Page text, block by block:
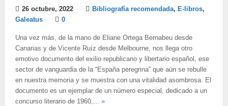
26 octubre, 2022 Bibliografía recomendada, E-libros,
Galeatus
0
Una vez más, de la mano de Eliane Ortega Bernabeu desde
Canarias y de Vicente Ruíz desde Melbourne, nos llega otro
emotivo documento del exilio republicano y libertario español, ese
sector de vanguardia de la “España peregrina” que aún se rebulle
en nuestra memoria y se muestra con una vitalidad asombrosa. El
documento es un ejemplar de un número especial, dedicado a un
concurso literario de 1960,... »